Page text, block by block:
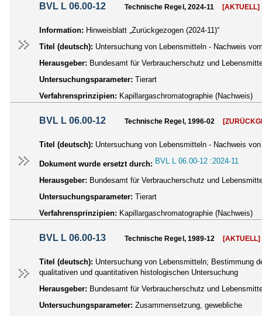
BVL L 06.00-12 Technische Regel, 2024-11 [AKTUELL]
Information: Hinweisblatt „Zurückgezogen (2024-11)“
Titel (deutsch): Untersuchung von Lebensmitteln - Nachweis
Herausgeber: Bundesamt für Verbraucherschutz und
Untersuchungsparameter: Tierart
Verfahrensprinzipien: Kapillargaschromatographie (Nachweis)
BVL L 06.00-12 Technische Regel, 1996-02
Titel (deutsch): Untersuchung von Lebensmitteln - Nachweis
Dokument wurde ersetzt durch: BVL L 06.00-12 :2024-11
Herausgeber: Bundesamt für Verbraucherschutz und
Untersuchungsparameter: Tierart
Verfahrensprinzipien: Kapillargaschromatographie (Nachweis)
BVL L 06.00-13 Technische Regel, 1989-12 [AKTUELL]
Titel (deutsch): Untersuchung von Lebensmitteln; Bestimmung
qualitativen und quantitativen histologischen Untersuchung
Herausgeber: Bundesamt für Verbraucherschutz und
Untersuchungsparameter: Zusammensetzung, gewebliche